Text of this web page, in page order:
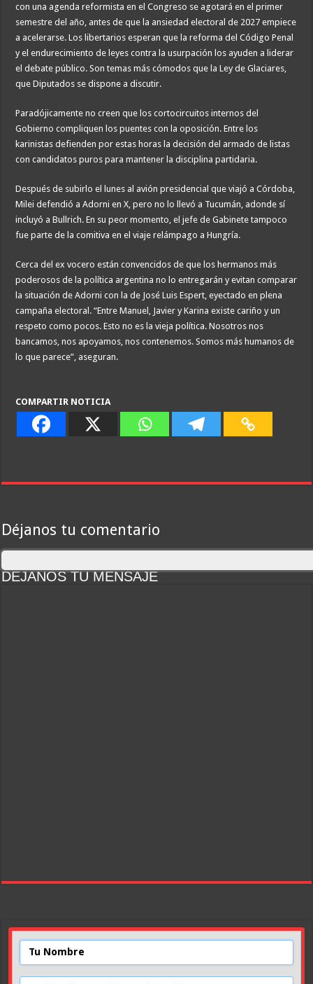
con una agenda reformista en el Congreso se agotará en el primer
semestre del año, antes de que la ansiedad electoral de 2027 empiece
a acelerarse. Los libertarios esperan que la reforma del Código Penal
y el endurecimiento de leyes contra la usurpación los ayuden a liderar
el debate público. Son temas más cómodos que la Ley de Glaciares,
que Diputados se dispone a discutir.
Paradójicamente no creen que los cortocircuitos internos del
Gobierno compliquen los puentes con la oposición. Entre los
karinistas defienden por estas horas la decisión del armado de listas
con candidatos puros para mantener la disciplina partidaria.
Después de subirlo el lunes al avión presidencial que viajó a Córdoba,
Milei defendió a Adorni en X, pero no lo llevó a Tucumán, adonde sí
incluyó a Bullrich. En su peor momento, el jefe de Gabinete tampoco
fue parte de la comitiva en el viaje relámpago a Hungría.
Cerca del ex vocero están convencidos de que los hermanos más
poderosos de la política argentina no lo entregarán y evitan comparar
la situación de Adorni con la de José Luis Espert, eyectado en plena
campaña electoral. “Entre Manuel, Javier y Karina existe cariño y un
respeto como pocos. Esto no es la vieja política. Nosotros nos
bancamos, nos apoyamos, nos contenemos. Somos más humanos de
lo que parece”, aseguran.
COMPARTIR NOTICIA
Déjanos tu comentario
DEJANOS TU MENSAJE